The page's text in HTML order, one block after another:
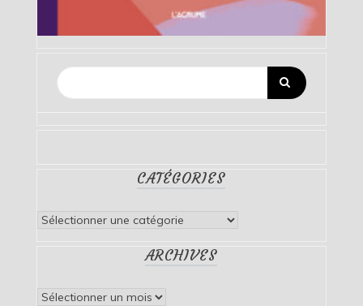
CATÉGORIES
Catégories
ARCHIVES
Archives